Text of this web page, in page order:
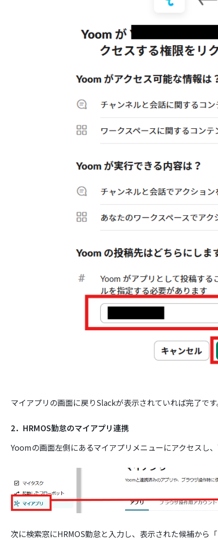
マイアプリの画面に戻りSlackが表示されていれば完了で
2．HRMOS勤怠のマイアプリ連携
Yoomの画面左側にあるマイアプリメニューにアクセスし
次に検索窓にHRMOS勤怠と入力し、表示された候補から